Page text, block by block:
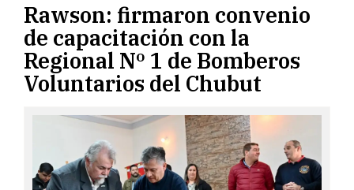
Rawson: firmaron convenio
de capacitación con la
Regional Nº 1 de Bomberos
Voluntarios del Chubut